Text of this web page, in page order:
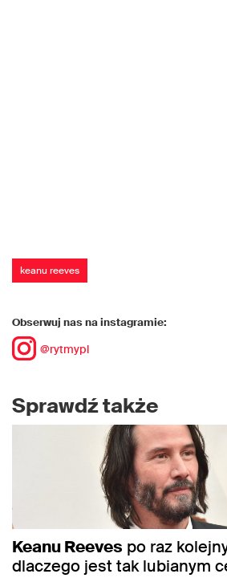
keanu reeves
Obserwuj nas na instagramie:
@rytmypl
Sprawdź także
Keanu Reeves po raz
dlaczego jest tak lubianym